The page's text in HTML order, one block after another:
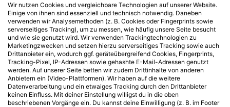
Wir nutzen Cookies und vergleichbare Technologien auf unserer Website.
Einige von ihnen sind essenziell und technisch notwendig. Daneben
verwenden wir Analysemethoden (z. B. Cookies oder Fingerprints sowie
serverseitiges Tracking), um zu messen, wie häufig unsere Seite besucht
und wie sie genutzt wird. Wir verwenden Trackingtechnologien zu
Marketingzwecken und setzen hierzu serverseitiges Tracking sowie auch
Drittanbieter ein, wodurch ggf. geräteübergreifend Cookies, Fingerprints,
Tracking-Pixel, IP-Adressen sowie gehashte E-Mail-Adressen genutzt
werden. Auf unserer Seite betten wir zudem Drittinhalte von anderen
Anbietern ein (Video-Plattformen). Wir haben auf die weitere
Datenverarbeitung und ein etwaiges Tracking durch den Drittanbieter
keinen Einfluss. Mit deiner Einstellung willigst du in die oben
beschriebenen Vorgänge ein. Du kannst deine Einwilligung (z. B. im Footer